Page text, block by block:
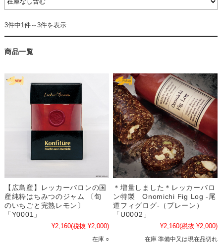
3件中1件～3件を表示
商品一覧
【広島産】レッカーバロンの国
産純粋はちみつのジャム 〔旬
のいちごと完熟レモン〕
「Y0001」
¥2,160(税抜 ¥2,000)
在庫 ○
＊増量しました＊レッカーバロ
ン特製 Onomichi Fig Log -尾
道フィグログ-（プレーン）
「U0002」
¥2,160(税抜 ¥2,000)
在庫 準備中又は現在品切れ